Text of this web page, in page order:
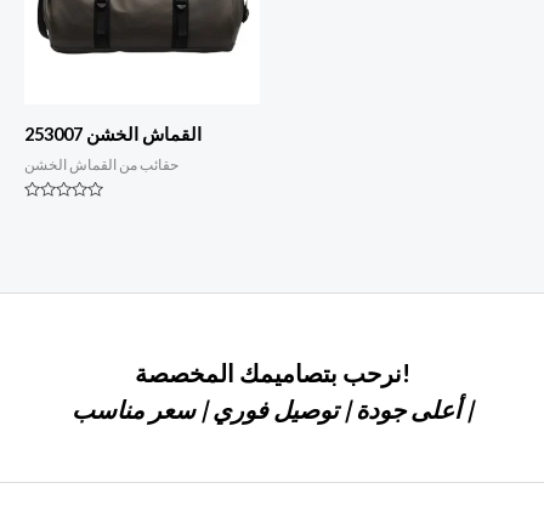
القماش الخشن 253007
حقائب من القماش الخشن
نرحب بتصاميمك المخصصة!
أعلى جودة | توصيل فوري | سعر مناسب |